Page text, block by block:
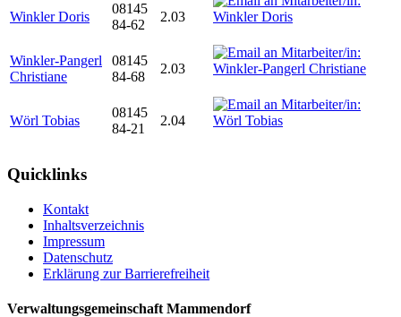
Winkler Doris
08145
84-62
2.03
Winkler-Pangerl
Christiane
08145
84-68
2.03
Wörl Tobias
08145
84-21
2.04
Quicklinks
Kontakt
Inhaltsverzeichnis
Impressum
Datenschutz
Erklärung zur Barrierefreiheit
Verwaltungsgemeinschaft Mammendorf